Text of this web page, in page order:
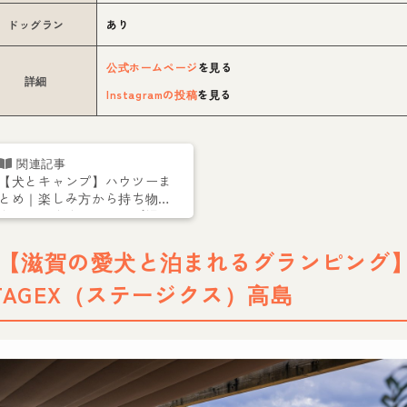
ドッグラン あり
詳細
公式ホームページを見る
Instagramの投稿を見る
犬とキャンプ】ハウツーま
め｜楽しみ方から持ち物、
国のおすすめキャンプ場ま
滋賀の愛犬と泊まれるグランピング
（ステージクス）高島